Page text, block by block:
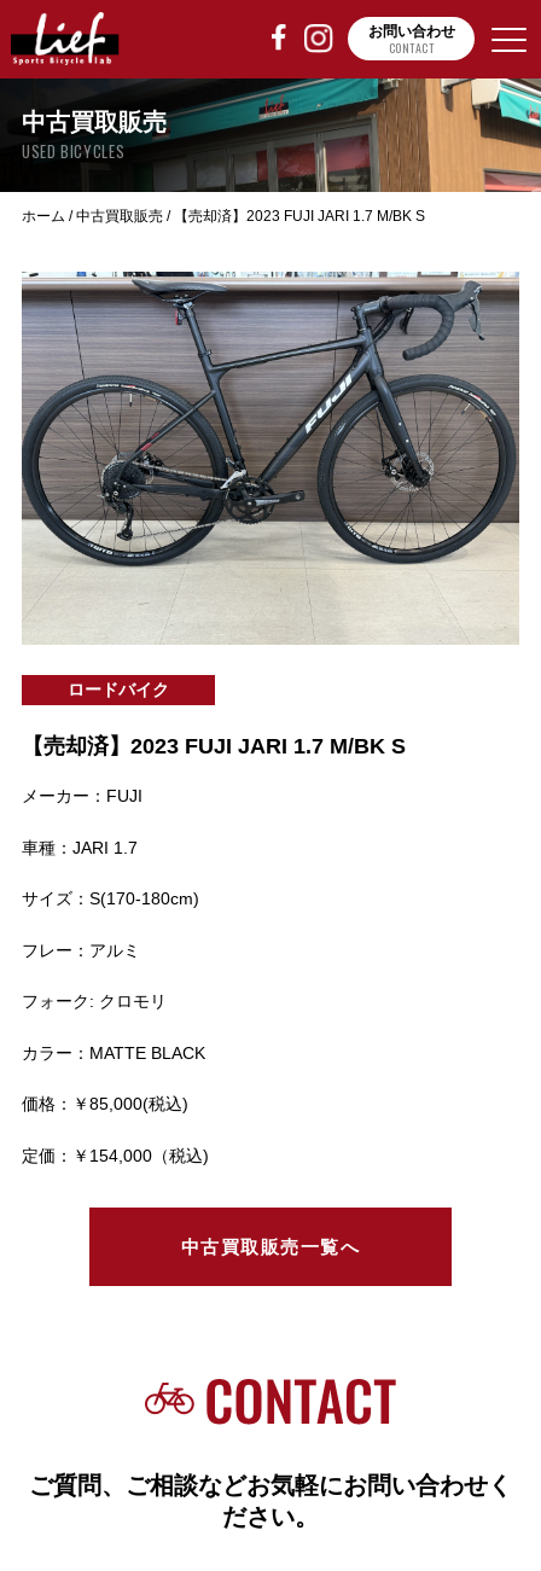
お問い合わせ
CONTACT
中古買取販売
USED BICYCLES
ホーム /中古買取販売/ 【売却済】2023 FUJI JARI 1.7 M/BK S
ロードバイク
【売却済】2023 FUJI JARI 1.7 M/BK S
メーカー：FUJI
車種：JARI 1.7
サイズ：S(170-180cm)
フレー：アルミ
フォーク: クロモリ
カラー：MATTE BLACK
価格：￥85,000(税込)
定価：￥154,000（税込)
中古買取販売一覧へ
ご質問、ご相談などお気軽にお問い合わせく
ださい。